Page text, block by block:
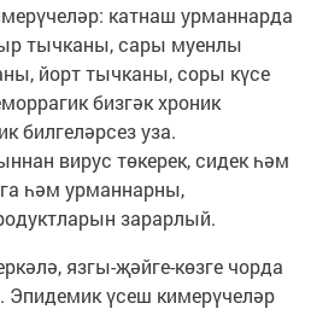
катнаш урманнарда
тычканы, сары муенлы
йорт тычканы, соры күсе
бизгәк хроник
билгеләрсез уза.
вирус төкерек, сидек һәм
һәм урманнарны,
зарарлый.
язгы-җәйге-көзге чорда
үсеш кимерүчеләр